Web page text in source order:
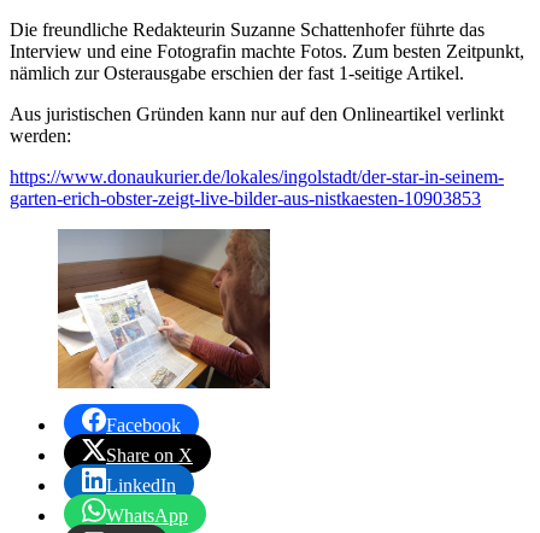
Die freundliche Redakteurin Suzanne Schattenhofer führte das
Interview und eine Fotografin machte Fotos. Zum besten Zeitpunkt,
nämlich zur Osterausgabe erschien der fast 1-seitige Artikel.
Aus juristischen Gründen kann nur auf den Onlineartikel verlinkt
werden:
https://www.donaukurier.de/lokales/ingolstadt/der-star-in-seinem-
garten-erich-obster-zeigt-live-bilder-aus-nistkaesten-10903853
Facebook
Share on X
LinkedIn
WhatsApp